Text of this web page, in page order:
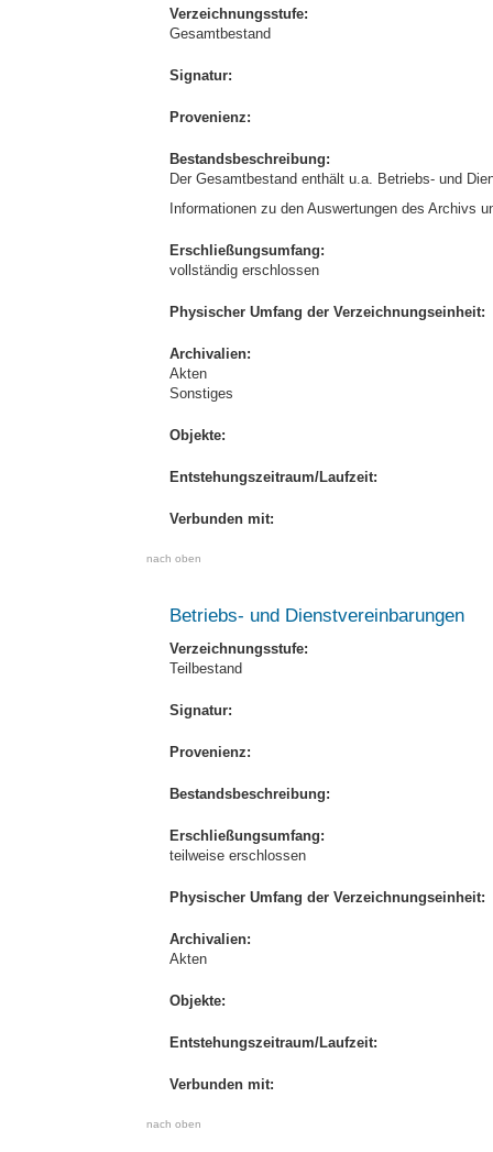
Verzeichnungsstufe:
Gesamtbestand
Signatur:
Provenienz:
Bestandsbeschreibung:
Der Gesamtbestand enthält u.a. Betriebs- und
Informationen zu den Auswertungen des Archivs
Erschließungsumfang:
vollständig erschlossen
Physischer Umfang der Verzeichnungseinheit:
Archivalien:
Akten
Sonstiges
Objekte:
Entstehungszeitraum/Laufzeit:
Verbunden mit:
nach oben
Betriebs- und Dienstvereinbarungen
Verzeichnungsstufe:
Teilbestand
Signatur:
Provenienz:
Bestandsbeschreibung:
Erschließungsumfang:
teilweise erschlossen
Physischer Umfang der Verzeichnungseinheit:
Archivalien:
Akten
Objekte:
Entstehungszeitraum/Laufzeit:
Verbunden mit:
nach oben